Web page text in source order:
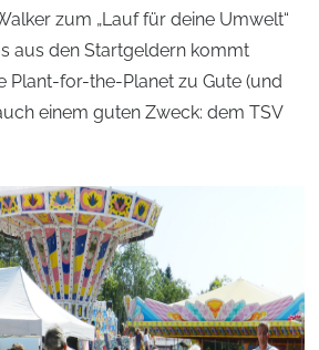
zum „Lauf für deine Umwelt“
aus den Startgeldern kommt
Plant-for-the-Planet zu Gute (und
einem guten Zweck: dem TSV